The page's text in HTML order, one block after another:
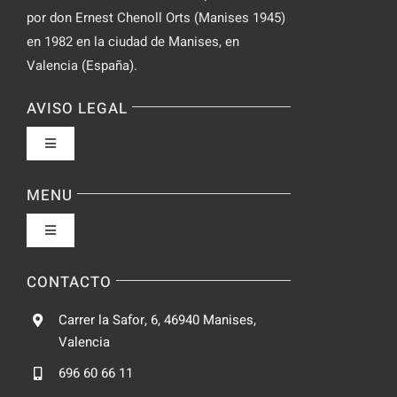
por don Ernest Chenoll Orts (Manises 1945)
en 1982 en la ciudad de Manises, en
Valencia (España).
AVISO LEGAL
Toggle
Política de privacidad
Condiciones de uso
Ley de cookies
MENU
Toggle
Fabrica
CONTACTO
Carrer la Safor, 6, 46940 Manises,
Valencia
696 60 66 11